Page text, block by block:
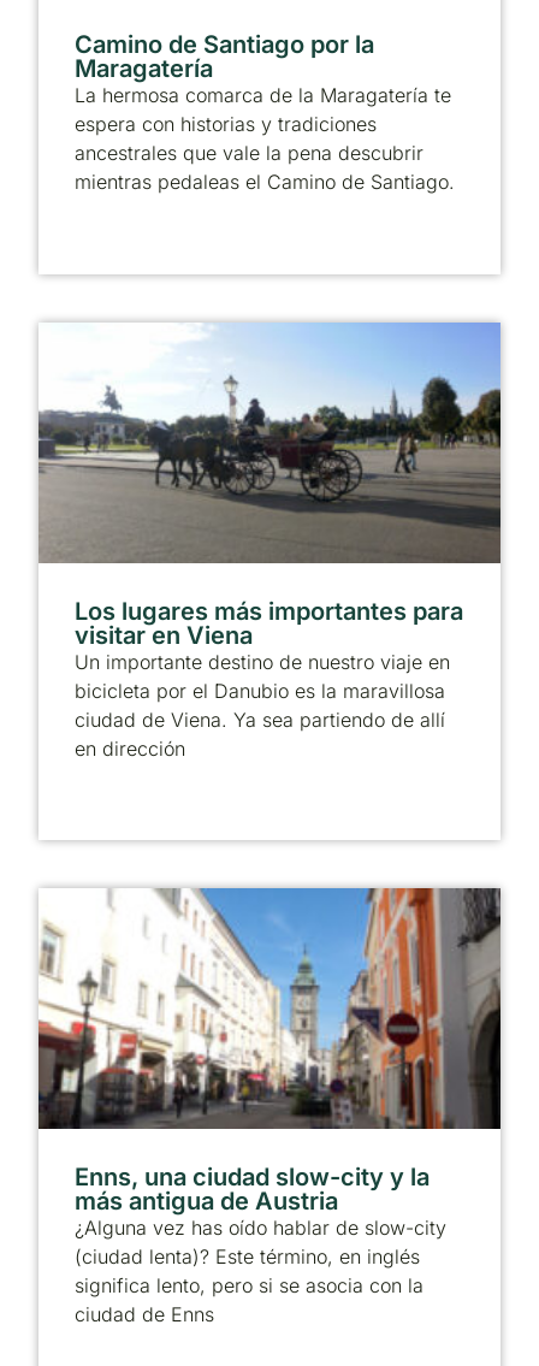
Camino de Santiago por la
Maragatería
La hermosa comarca de la Maragatería te
espera con historias y tradiciones
ancestrales que vale la pena descubrir
mientras pedaleas el Camino de Santiago.
Los lugares más importantes para
visitar en Viena
Un importante destino de nuestro viaje en
bicicleta por el Danubio es la maravillosa
ciudad de Viena. Ya sea partiendo de allí
en dirección
Enns, una ciudad slow-city y la
más antigua de Austria
¿Alguna vez has oído hablar de slow-city
(ciudad lenta)? Este término, en inglés
significa lento, pero si se asocia con la
ciudad de Enns